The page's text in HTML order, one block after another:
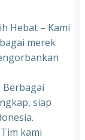
Hebat – Kami
merek
Berbagai
siap
kami